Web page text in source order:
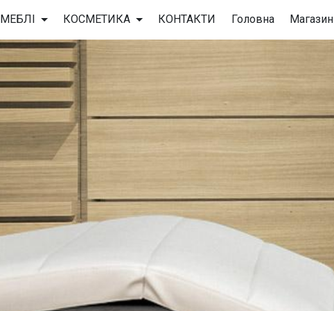
МЕБЛІ КОСМЕТИКА КОНТАКТИ Головна Магазин